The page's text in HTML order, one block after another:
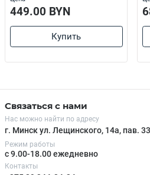
449.00 BYN
Купить
Связаться с нами
Нас можно найти по адресу
г. Минск ул. Лещинского, 14а, пав.
Режим работы
с 9.00-18.00 ежедневно
Контакты